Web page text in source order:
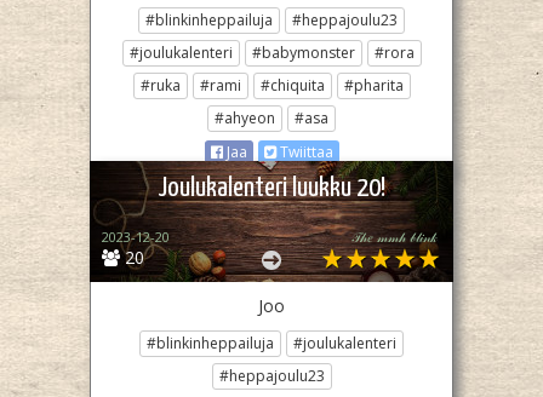
#blinkinheppailuja
#heppajoulu23
#joulukalenteri
#babymonster
#rora
#ruka
#rami #chiquita
#pharita
#ahyeon
#asa
Jaa
Twiittaa
Joulukalenteri luukku 20!
20
2023-12-20 𝒯𝒽𝑒 𝓂𝓂𝒽 𝒷𝓁𝒾𝓃𝓀
Joo
#blinkinheppailuja
#joulukalenteri
#heppajoulu23